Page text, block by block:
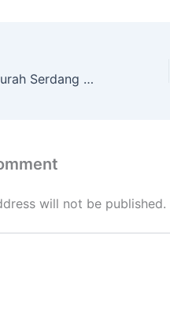
Rental Hiace Termurah Serdang Kemayoran Jakarta Pusat
will not be published.